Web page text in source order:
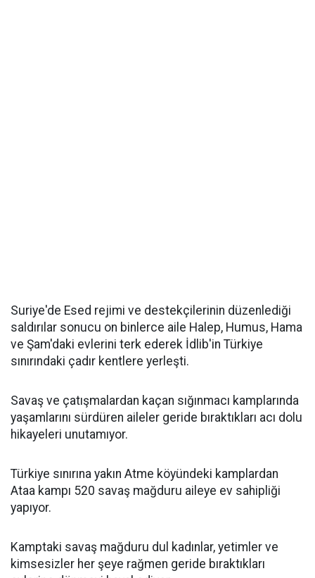
Suriye'de Esed rejimi ve destekçilerinin düzenlediği
saldırılar sonucu on binlerce aile Halep, Humus, Hama
ve Şam'daki evlerini terk ederek İdlib'in Türkiye
sınırındaki çadır kentlere yerleşti.
Savaş ve çatışmalardan kaçan sığınmacı kamplarında
yaşamlarını sürdüren aileler geride bıraktıkları acı dolu
hikayeleri unutamıyor.
Türkiye sınırına yakın Atme köyündeki kamplardan
Ataa kampı 520 savaş mağduru aileye ev sahipliği
yapıyor.
Kamptaki savaş mağduru dul kadınlar, yetimler ve
kimsesizler her şeye rağmen geride bıraktıkları